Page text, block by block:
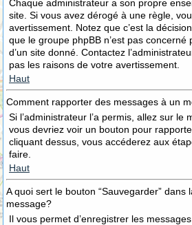
Chaque administrateur a son propre
site. Si vous avez dérogé à une règle,
avertissement. Notez que c’est la
que le groupe phpBB n’est pas concerné
d’un site donné. Contactez
pas les raisons de votre avertissement.
Haut
Comment rapporter des messages à un
Si l’administrateur l’a permis, allez sur le
vous devriez voir un bouton pour
cliquant dessus, vous accéderez aux
faire.
Haut
A quoi sert le bouton “Sauvegarder” dans
message?
Il vous permet d’enregistrer les